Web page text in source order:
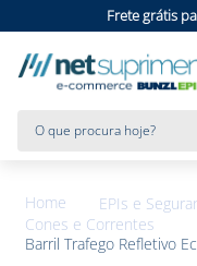
Frete grátis
EPIs e
Cones e Correntes
Barril Trafego Refletivo